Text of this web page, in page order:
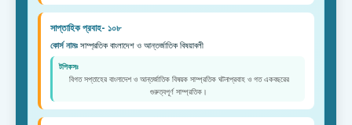
সাপ্তাহিক প্রবাহ- ১০৮
কোর্স নামঃ সাম্প্রতিক বাংলাদেশ ও আন্তর্জাতিক বিষয়াবলী
টপিকসঃ
বিগত সপ্তাহের বাংলাদেশ ও আন্তর্জাতিক বিষয়ক সাম্প্রতিক ঘটনাপ্রবাহ ও গত একবছরের
গুরুত্বপূর্ণ সাম্প্রতিক।